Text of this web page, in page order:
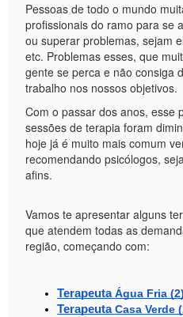
Pessoas de todo o mundo
profissionais do ramo para se
ou superar problemas, sejam
etc. Problemas esses, que
gente se perca e não consiga
trabalho nos nossos objetivos.
Com o passar dos anos, esse
sessões de terapia foram
hoje já é muito mais comum
recomendando psicólogos,
afins.
Vamos te apresentar alguns
que atendem todas as
região, começando com:
Terapeuta Água Fria (2)
Terapeuta Casa Verde